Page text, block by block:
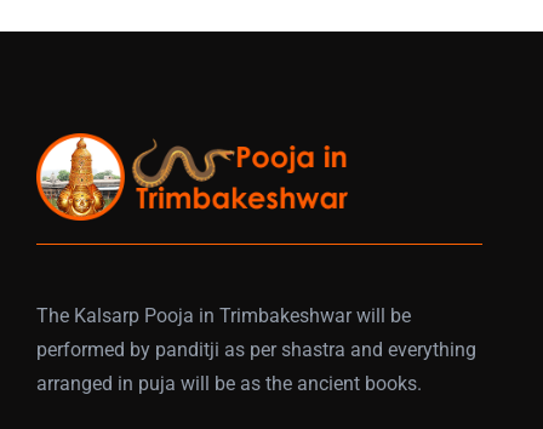
The Kalsarp Pooja in Trimbakeshwar will be
performed by panditji as per shastra and everything
arranged in puja will be as the ancient books.